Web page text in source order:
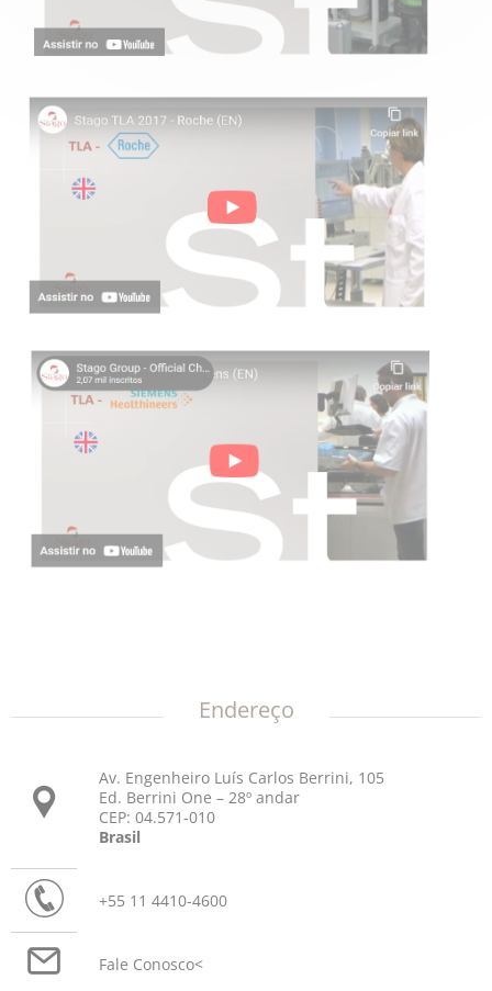
Endereço
Av. Engenheiro Luís Carlos Berrini, 105
Ed. Berrini One – 28º andar
CEP: 04.571-010
Brasil
+55 11 4410-4600
Fale Conosco<